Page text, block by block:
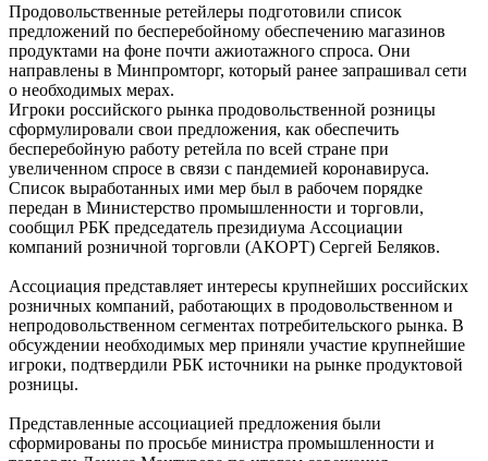
Продовольственные ретейлеры подготовили список
предложений по бесперебойному обеспечению магазинов
продуктами на фоне почти ажиотажного спроса. Они
направлены в Минпромторг, который ранее запрашивал сети
о необходимых мерах.
Игроки российского рынка продовольственной розницы
сформулировали свои предложения, как обеспечить
бесперебойную работу ретейла по всей стране при
увеличенном спросе в связи с пандемией коронавируса.
Список выработанных ими мер был в рабочем порядке
передан в Министерство промышленности и торговли,
сообщил РБК председатель президиума Ассоциации
компаний розничной торговли (АКОРТ) Сергей Беляков.
Ассоциация представляет интересы крупнейших российских
розничных компаний, работающих в продовольственном и
непродовольственном сегментах потребительского рынка. В
обсуждении необходимых мер приняли участие крупнейшие
игроки, подтвердили РБК источники на рынке продуктовой
розницы.
Представленные ассоциацией предложения были
сформированы по просьбе министра промышленности и